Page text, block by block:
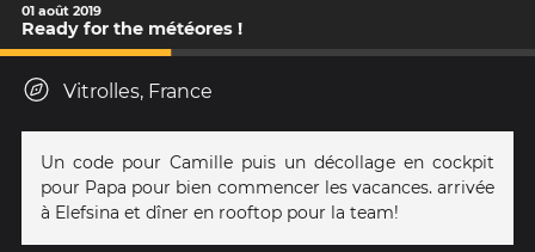
01 août 2019
Ready for the météores !
Vitrolles, France
Un code pour Camille puis un décollage en cockpit
pour Papa pour bien commencer les vacances. arrivée
à Elefsina et dîner en rooftop pour la team!